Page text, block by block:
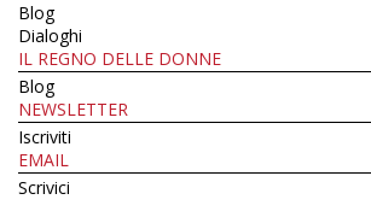
Blog
Dialoghi
IL REGNO DELLE DONNE
Blog
NEWSLETTER
Iscriviti
EMAIL
Scrivici